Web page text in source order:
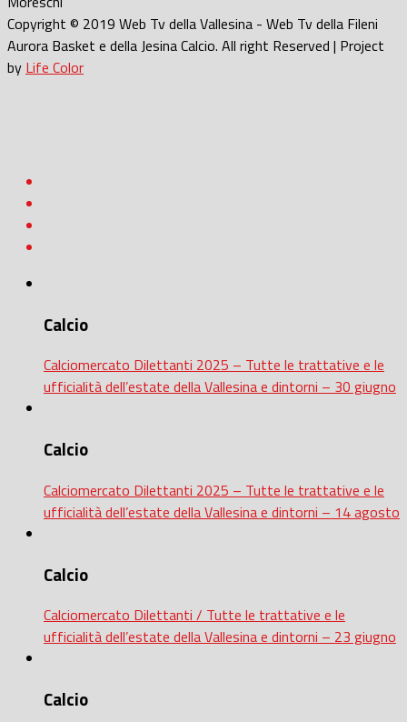
Copyright © 2019 Web Tv della Vallesina - Web Tv della Fileni
Aurora Basket e della Jesina Calcio. All right Reserved | Project
by Life Color
Calcio
Calciomercato Dilettanti 2025 – Tutte le trattative e le
ufficialità dell’estate della Vallesina e dintorni – 30 giugno
Calcio
Calciomercato Dilettanti 2025 – Tutte le trattative e le
ufficialità dell’estate della Vallesina e dintorni – 14 agosto
Calcio
Calciomercato Dilettanti / Tutte le trattative e le
ufficialità dell’estate della Vallesina e dintorni – 23 giugno
Calcio